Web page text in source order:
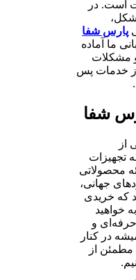
در
شفا
آماده
پس
شفا
جهانی،
خریدی
و
در کنار
از